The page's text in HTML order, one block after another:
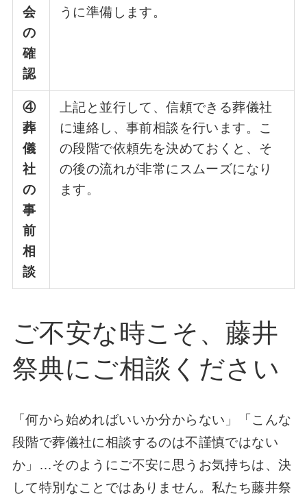
会
の
確
認
うに準備します。
④
葬
儀
社
の
事
前
相
談
上記と並行して、信頼できる葬儀社
に連絡し、事前相談を行います。こ
の段階で依頼先を決めておくと、そ
の後の流れが非常にスムーズになり
ます。
ご不安な時こそ、藤井
祭典にご相談ください
「何から始めればいいか分からない」「こんな
段階で葬儀社に相談するのは不謹慎ではない
か」…そのようにご不安に思うお気持ちは、決
して特別なことではありません。私たち藤井祭